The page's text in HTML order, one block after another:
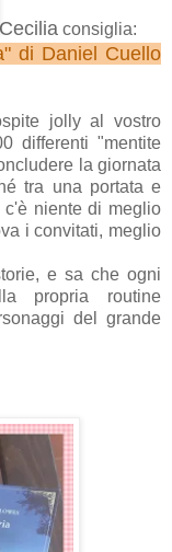
Cecilia consiglia:
di Daniel Cuello
jolly al vostro
differenti "mentite
la giornata
tra una portata e
c'è niente di meglio
i convitati, meglio
e sa che ogni
propria routine
del grande